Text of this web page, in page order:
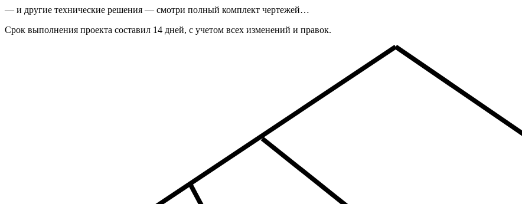
— и другие технические решения — смотри полный комплект чертежей…
Срок выполнения проекта составил 14 дней, с учетом всех изменений и правок.